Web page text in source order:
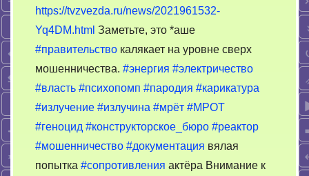
https://tvzvezda.ru/news/2021961532-
Yq4DM.html Заметьте, это *аше
#правительство калякает на уровне сверх
мошенничества. #энергия #электричество
#власть #психопомп #пародия #карикатура
#излучение #излучина #мрёт #МРОТ
#геноцид #конструкторское_бюро #реактор
#мошенничество #документация вялая
попытка #сопротивления актёра Внимание к